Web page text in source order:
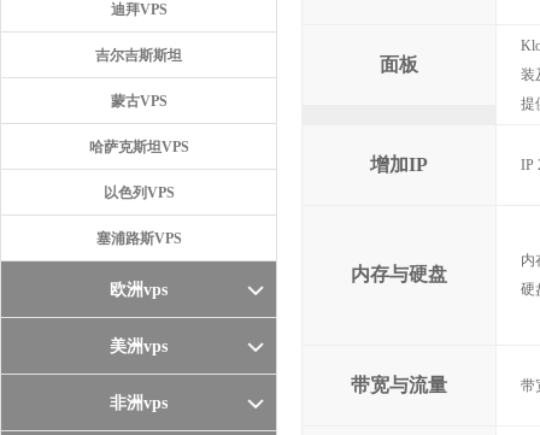
迪拜VPS
吉尔吉斯斯坦
蒙古VPS
哈萨克斯坦VPS
以色列VPS
塞浦路斯VPS
欧洲vps
美洲vps
非洲vps
面板
装
提
增加IP IP
内存与硬盘
内
硬
带宽与流量 带